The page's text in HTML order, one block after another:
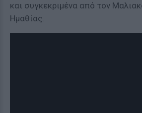
και συγκεκριμένα από τον
Ημαθίας.